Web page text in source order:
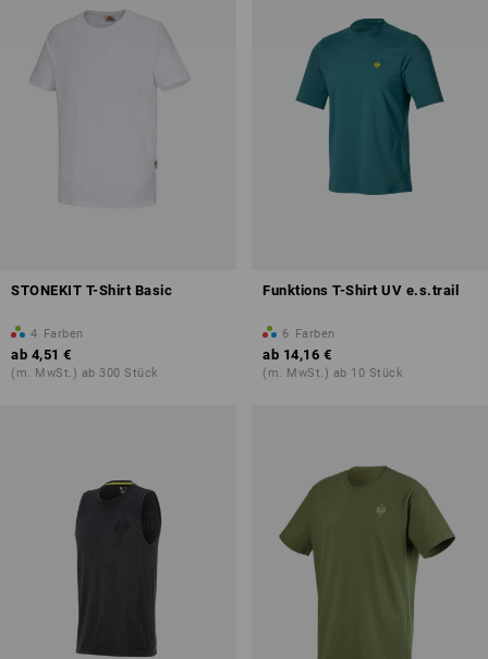
STONEKIT T-Shirt Basic
4 Farben
ab 4,51 €
(m. MwSt.) ab 300 Stück
Funktions T-Shirt UV e.s.trail
6 Farben
ab 14,16 €
(m. MwSt.) ab 10 Stück